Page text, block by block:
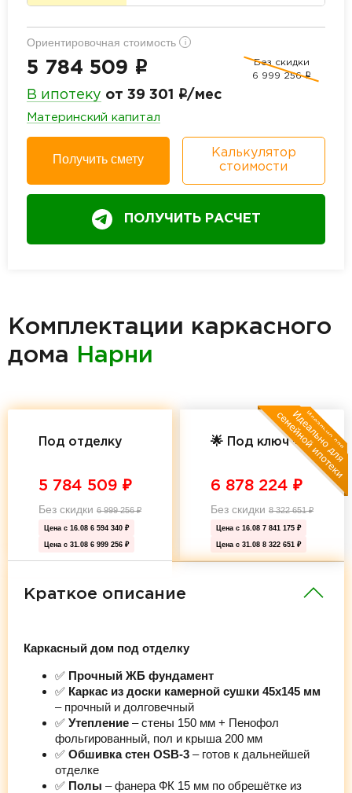
Ориентировочная стоимость i
5 784 509 i
Без скидки
6 999 256 i
В ипотеку от 39 301 i/мес
Материнский капитал
Получить смету
Калькулятор
стоимости
ПОЛУЧИТЬ РАСЧЕТ
Комплектации каркасного
дома
Нарни
Под отделку
5 784 509 ₽
Без скидки 6 999 256₽
Цена с 16.08 6 594 340 ₽
Цена с 31.08 6 999 256 ₽
🌟 Под ключ 🌟
6 878 224 ₽
Без скидки 8 322 651₽
Цена с 16.08 7 841 175 ₽
Цена с 31.08 8 322 651 ₽
Краткое описание
Каркасный дом под отделку
✅ Прочный ЖБ фундамент
✅ Каркас из доски камерной сушки 45х145 мм
– прочный и долговечный
✅ Утепление – стены 150 мм + Пенофол
фольгированный, пол и крыша 200 мм
✅ Обшивка стен OSB-3 – готов к дальнейшей
отделке
✅ Полы – фанера ФК 15 мм по обрешётке из